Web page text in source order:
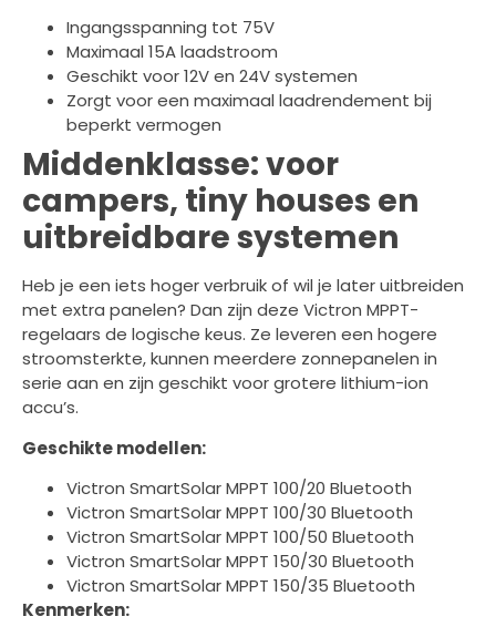
Ingangsspanning tot 75V
Maximaal 15A laadstroom
Geschikt voor 12V en 24V systemen
Zorgt voor een maximaal laadrendement bij
beperkt vermogen
Middenklasse: voor
campers, tiny houses en
uitbreidbare systemen
Heb je een iets hoger verbruik of wil je later uitbreiden
met extra panelen? Dan zijn deze Victron MPPT-
regelaars de logische keus. Ze leveren een hogere
stroomsterkte, kunnen meerdere zonnepanelen in
serie aan en zijn geschikt voor grotere lithium-ion
accu’s.
Geschikte modellen:
Victron SmartSolar MPPT 100/20 Bluetooth
Victron SmartSolar MPPT 100/30 Bluetooth
Victron SmartSolar MPPT 100/50 Bluetooth
Victron SmartSolar MPPT 150/30 Bluetooth
Victron SmartSolar MPPT 150/35 Bluetooth
Kenmerken: